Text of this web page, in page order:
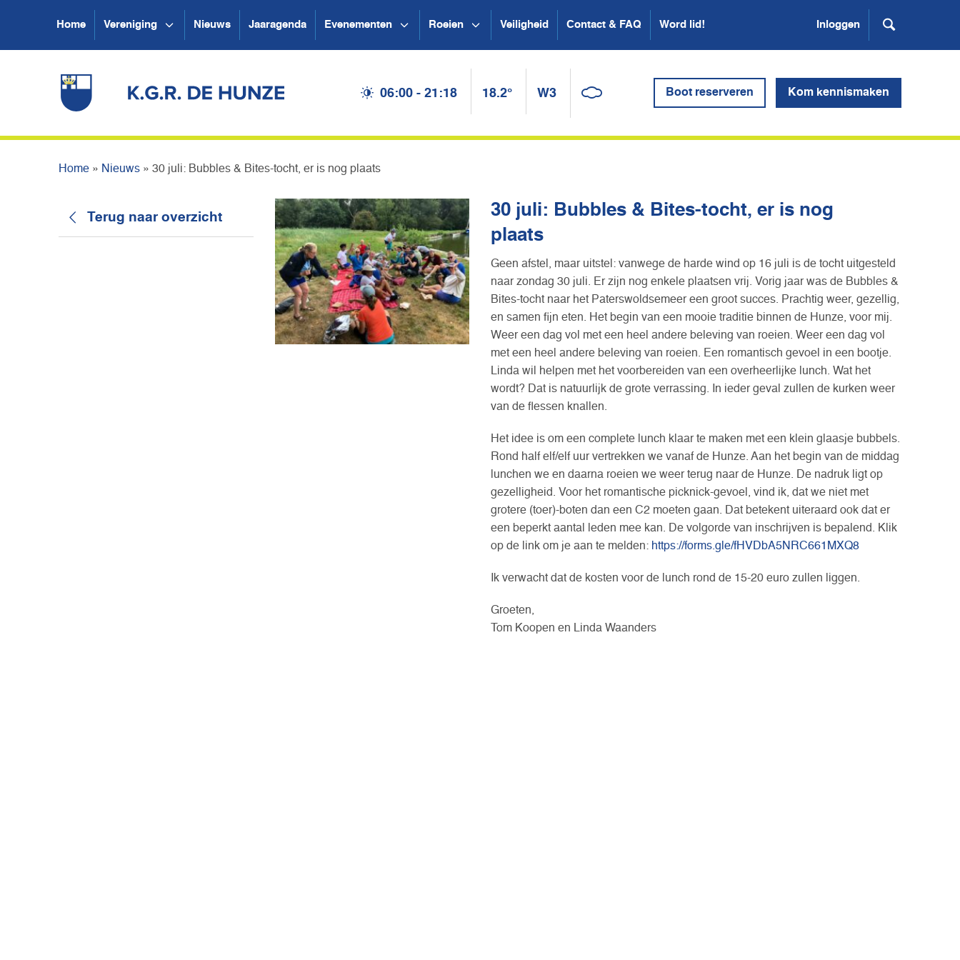
Home Vereniging Nieuws Jaaragenda Evenementen Roeien Veiligheid Contact & FAQ Word lid! Inloggen
06:00 - 21:18 18.2° W3 Boot reserveren Kom kennismaken
Home » Nieuws » 30 juli: Bubbles & Bites-tocht, er is nog plaats
Terug naar overzicht
30 juli: Bubbles & Bites-tocht, er is nog
plaats
Geen afstel, maar uitstel: vanwege de harde wind op 16 juli is de tocht uitgesteld
naar zondag 30 juli. Er zijn nog enkele plaatsen vrij. Vorig jaar was de Bubbles &
Bites-tocht naar het Paterswoldsemeer een groot succes. Prachtig weer, gezellig,
en samen fijn eten. Het begin van een mooie traditie binnen de Hunze, voor mij.
Weer een dag vol met een heel andere beleving van roeien. Weer een dag vol
met een heel andere beleving van roeien. Een romantisch gevoel in een bootje.
Linda wil helpen met het voorbereiden van een overheerlijke lunch. Wat het
wordt? Dat is natuurlijk de grote verrassing. In ieder geval zullen de kurken weer
van de flessen knallen.
Het idee is om een complete lunch klaar te maken met een klein glaasje bubbels.
Rond half elf/elf uur vertrekken we vanaf de Hunze. Aan het begin van de middag
lunchen we en daarna roeien we weer terug naar de Hunze. De nadruk ligt op
gezelligheid. Voor het romantische picknick-gevoel, vind ik, dat we niet met
grotere (toer)-boten dan een C2 moeten gaan. Dat betekent uiteraard ook dat er
een beperkt aantal leden mee kan. De volgorde van inschrijven is bepalend. Klik
op de link om je aan te melden: https://forms.gle/fHVDbA5NRC661MXQ8
Ik verwacht dat de kosten voor de lunch rond de 15-20 euro zullen liggen.
Groeten,
Tom Koopen en Linda Waanders